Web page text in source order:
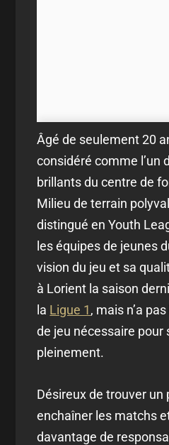
Âgé de seulement20
considéré comme l’un
brillants du centre de
Milieu de terrain
distingué enYouth
les équipes de jeunes
vision du jeu et sa
à Lorient la saison
la Ligue 1, mais n’a
de jeu nécessaire pour
pleinement.
Désireux de trouver un
enchaîner les matchs
davantage de